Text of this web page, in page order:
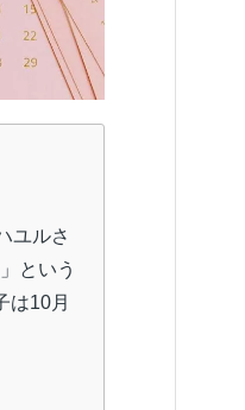
ユルさ
という
は10月